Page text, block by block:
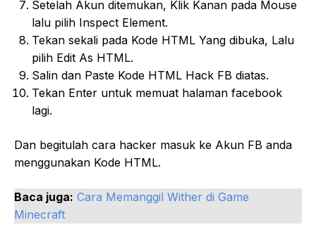
Setelah Akun ditemukan, Klik Kanan pada Mouse
lalu pilih Inspect Element.
Tekan sekali pada Kode HTML Yang dibuka, Lalu
pilih Edit As HTML.
Salin dan Paste Kode HTML Hack FB diatas.
Tekan Enter untuk memuat halaman facebook
lagi.
Dan begitulah cara hacker masuk ke Akun FB anda
menggunakan Kode HTML.
Baca juga: Cara Memanggil Wither di Game
Minecraft